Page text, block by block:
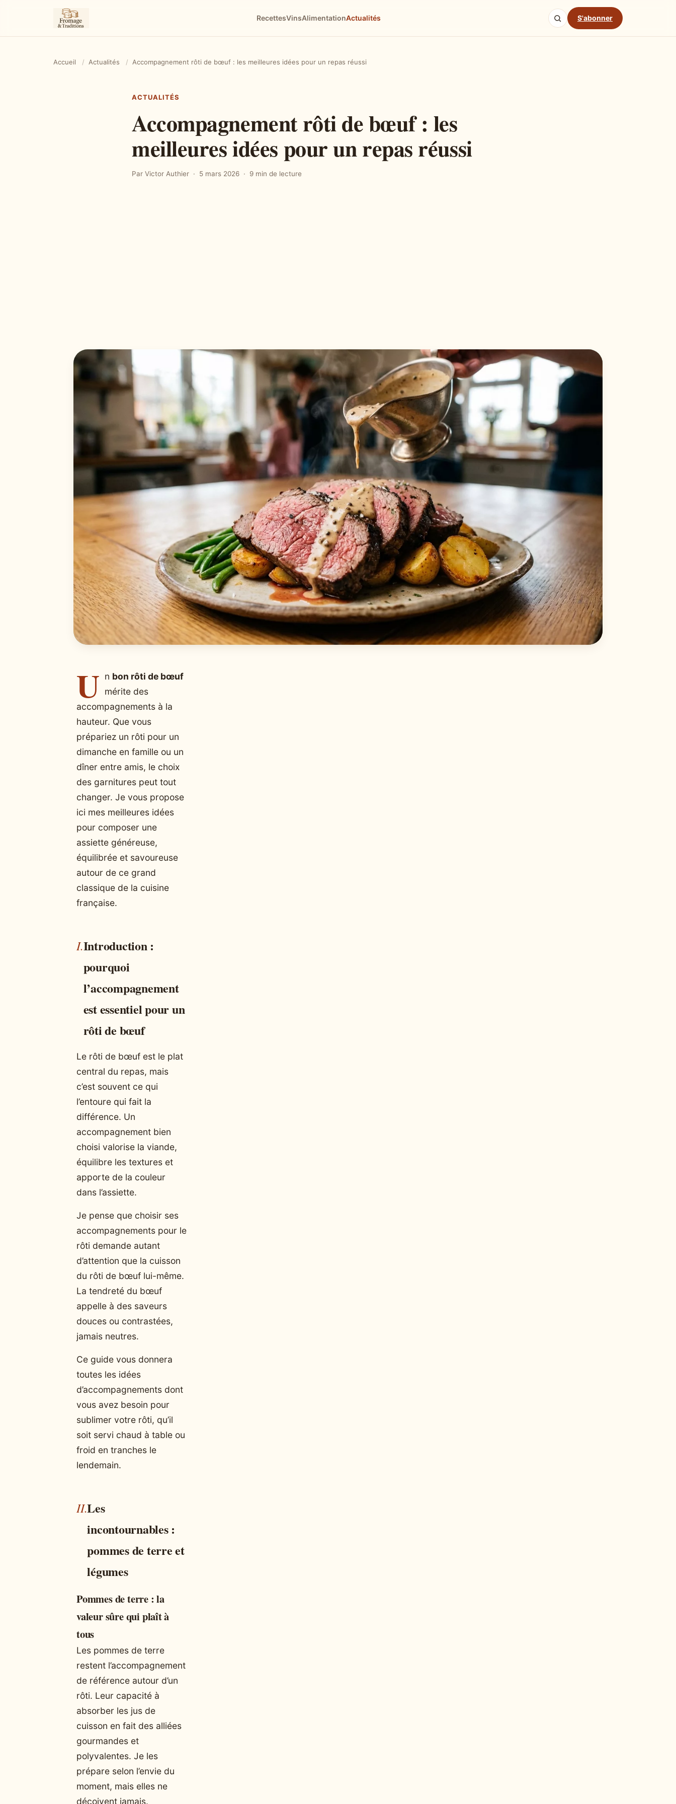
RecettesVinsAlimentationActualités S'abonner
Accueil / Actualités / Accompagnement rôti de bœuf : les meilleures idées pour un repas réussi
ACTUALITÉS
Accompagnement rôti de bœuf : les
meilleures idées pour un repas réussi
Par Victor Authier 5 mars 2026 9 min de lecture
U n bon rôti de bœuf
mérite des
accompagnements à la
hauteur. Que vous
prépariez un rôti pour un
dimanche en famille ou un
dîner entre amis, le choix
des garnitures peut tout
changer. Je vous propose
ici mes meilleures idées
pour composer une
assiette généreuse,
équilibrée et savoureuse
autour de ce grand
classique de la cuisine
française.
Introduction :
pourquoi
l’accompagnement
est essentiel pour un
rôti de bœuf
Le rôti de bœuf est le plat
central du repas, mais
c’est souvent ce qui
l’entoure qui fait la
différence. Un
accompagnement bien
choisi valorise la viande,
équilibre les textures et
apporte de la couleur
dans l’assiette.
Je pense que choisir ses
accompagnements pour le
rôti demande autant
d’attention que la cuisson
du rôti de bœuf lui-même.
La tendreté du bœuf
appelle à des saveurs
douces ou contrastées,
jamais neutres.
Ce guide vous donnera
toutes les idées
d’accompagnements dont
vous avez besoin pour
sublimer votre rôti, qu’il
soit servi chaud à table ou
froid en tranches le
lendemain.
Les
incontournables :
pommes de terre et
légumes
Pommes de terre : la
valeur sûre qui plaît à
tous
Les pommes de terre
restent l’accompagnement
de référence autour d’un
rôti. Leur capacité à
absorber les jus de
cuisson en fait des alliées
gourmandes et
polyvalentes. Je les
prépare selon l’envie du
moment, mais elles ne
déçoivent jamais.